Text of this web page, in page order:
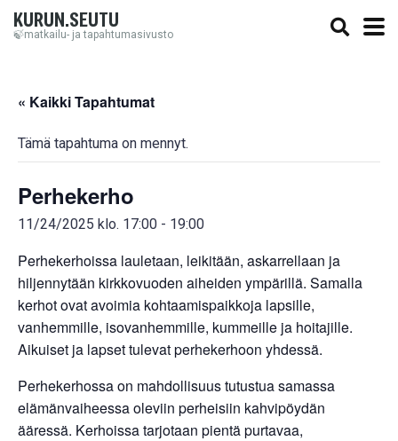
KURUN.SEUTU
🍃matkailu- ja tapahtumasivusto
« Kaikki Tapahtumat
Tämä tapahtuma on mennyt.
Perhekerho
11/24/2025 klo. 17:00 - 19:00
Perhekerhoissa lauletaan, leikitään, askarrellaan ja
hiljennytään kirkkovuoden aiheiden ympärillä. Samalla
kerhot ovat avoimia kohtaamispaikkoja lapsille,
vanhemmille, isovanhemmille, kummeille ja hoitajille.
Aikuiset ja lapset tulevat perhekerhoon yhdessä.
Perhekerhossa on mahdollisuus tutustua samassa
elämänvaiheessa oleviin perheisiin kahvipöydän
ääressä. Kerhoissa tarjotaan pientä purtavaa,